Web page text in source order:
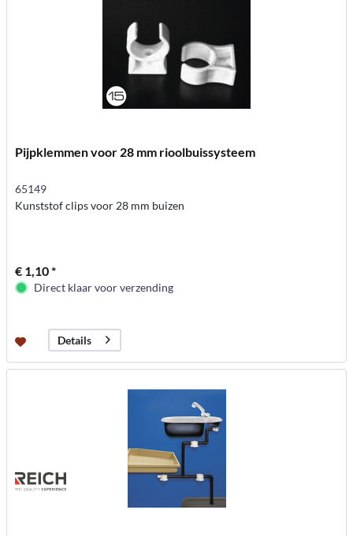
Pijpklemmen voor 28 mm rioolbuissysteem
65149
Kunststof clips voor 28 mm buizen
€ 1,10 *
Direct klaar voor verzending
Details